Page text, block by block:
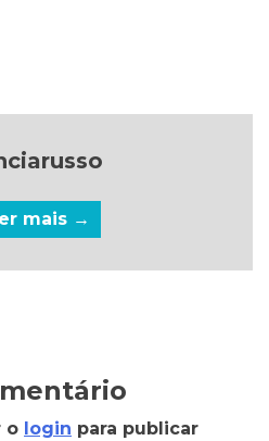
mais →
o login para publicar